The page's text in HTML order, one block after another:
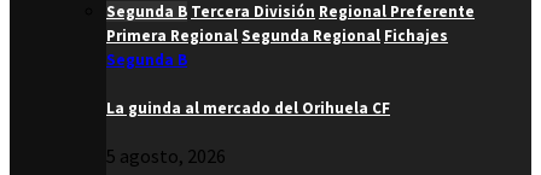
Segunda B Tercera División Regional Preferente
Primera RegionalSegunda Regional Fichajes
Segunda B
La guinda al mercado del Orihuela CF
5 agosto, 2026